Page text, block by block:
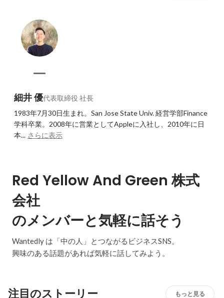
細井 優代表取締役 社長
1983年7月30日生まれ。San Jose State Univ. 経営学部Finance
学科卒業。2008年に営業としてAppleに入社し、2010年に日
本... さらに表示
Red Yellow And Green 株式
会社
のメンバーと気軽に話そう
Wantedly は「中の人」とつながるビジネスSNS。
興味のある話題があれば気軽に話してみよう。
注目のストーリー もっと見る